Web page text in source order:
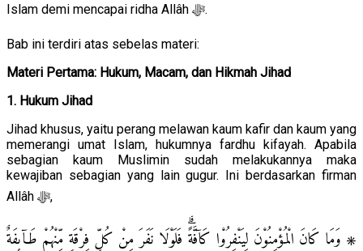
Islam demi mencapai ridha Allâh ﷻ.
Bab ini terdiri atas sebelas materi:
Materi Pertama: Hukum, Macam, dan Hikmah Jihad
1. Hukum Jihad
Jihad khusus, yaitu perang melawan kaum kafir dan kaum yang
memerangi umat Islam, hukumnya fardhu kifayah. Apabila
sebagian kaum Muslimin sudah melakukannya maka
kewajiban sebagian yang lain gugur. Ini berdasarkan firman
Allâh ﷻ,
۞ وَمَا كَانَ الْمُؤْمِنُوْنَ لِيَنْفِرُوْا كَاۤفَّةًۗ فَلَوْلَا نَفَرَ مِنْ كُلِّ فِرْقَةٍ مِّنْهُمْ طَاۤىِٕفَةٌ